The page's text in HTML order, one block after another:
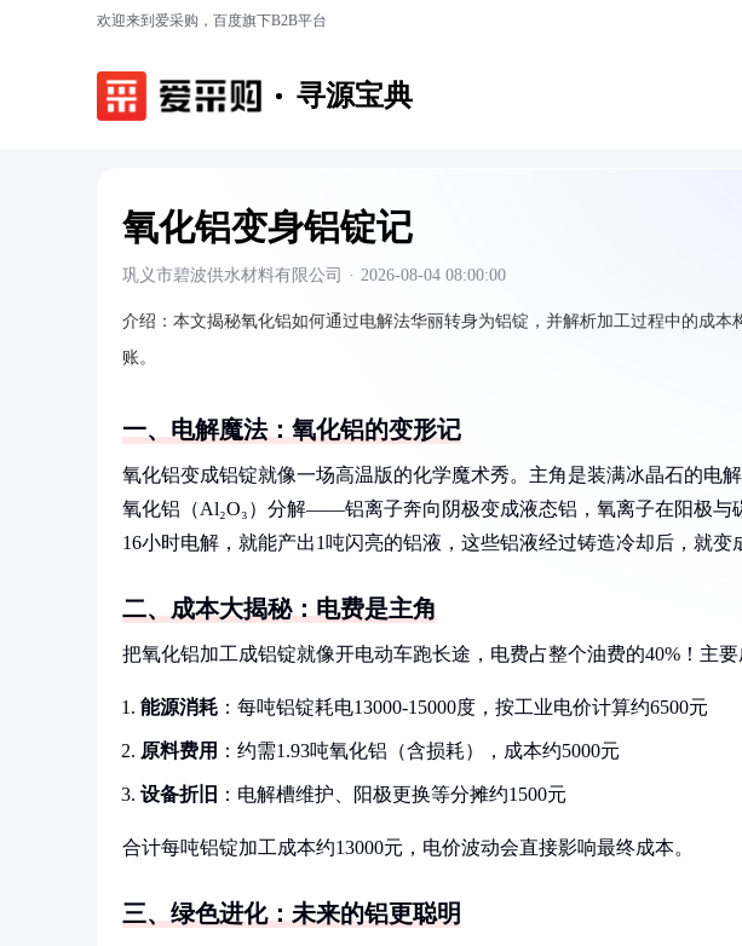
欢迎来到爱采购，百度旗下B2B平台
寻源宝典
氧化铝变身铝锭记
巩义市碧波供水材料有限公司 · 2026-08-04 08:00:00
介绍： 本文揭秘氧化铝如何通过电解法华丽转身为铝锭，并解析加工过程中的成
账。
一、电解魔法：氧化铝的变形记
氧化铝变成铝锭就像一场高温版的化学魔术秀。主角是装满冰晶石的电
氧化铝（Al₂O₃）分解——铝离子奔向阴极变成液态铝，氧离子在阳极与
16小时电解，就能产出1吨闪亮的铝液，这些铝液经过铸造冷却后，就变
二、成本大揭秘：电费是主角
把氧化铝加工成铝锭就像开电动车跑长途，电费占整个油费的40%！主要
能源消耗 ：每吨铝锭耗电13000-15000度，按工业电价计算约6500元
原料费用 ：约需1.93吨氧化铝（含损耗），成本约5000元
设备折旧 ：电解槽维护、阳极更换等分摊约1500元
合计每吨铝锭加工成本约13000元，电价波动会直接影响最终成本。
三、绿色进化：未来的铝更聪明